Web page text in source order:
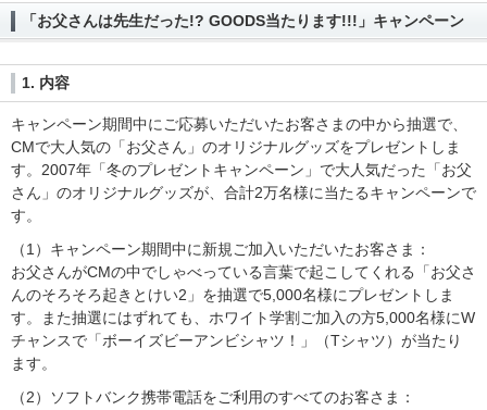
「お父さんは先生だった!? GOODS当たります!!!」キャンペーン
1. 内容
キャンペーン期間中にご応募いただいたお客さまの中から抽選で、
CMで大人気の「お父さん」のオリジナルグッズをプレゼントしま
す。2007年「冬のプレゼントキャンペーン」で大人気だった「お父
さん」のオリジナルグッズが、合計2万名様に当たるキャンペーンで
す。
（1）キャンペーン期間中に新規ご加入いただいたお客さま：
お父さんがCMの中でしゃべっている言葉で起こしてくれる「お父さ
んのそろそろ起きとけい2」を抽選で5,000名様にプレゼントしま
す。また抽選にはずれても、ホワイト学割ご加入の方5,000名様にW
チャンスで「ボーイズビーアンビシャツ！」（Tシャツ）が当たり
ます。
（2）ソフトバンク携帯電話をご利用のすべてのお客さま：